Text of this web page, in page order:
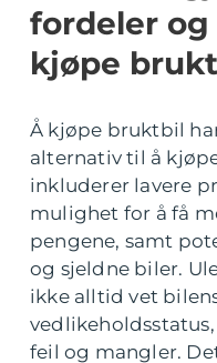
fordeler
kjøpe
Å kjøpe bruktbil
alternativ til å
inkluderer lavere
mulighet for å få
pengene, samt
og sjeldne biler.
ikke alltid vet
feil og mangler.